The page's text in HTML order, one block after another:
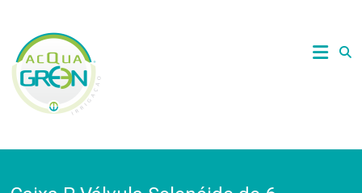
contentAcquagreen
Irrigação